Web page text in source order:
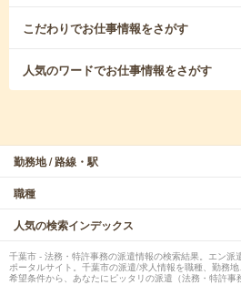
こだわりでお仕事情報をさがす
人気のワードでお仕事情報をさがす
勤務地 / 路線・駅
職種
人気の検索インデックス
千葉市 - 法務・特許事務の派遣情報の検索結果。エン
ポータルサイト。千葉市の派遣/求人情報を職種、勤務
希望条件から、あなたにピッタリの派遣（法務・特許事